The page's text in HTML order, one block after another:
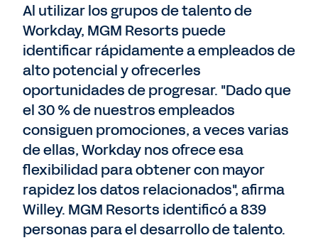
Al utilizar los grupos de talento de
Workday, MGM Resorts puede
identificar rápidamente a empleados de
alto potencial y ofrecerles
oportunidades de progresar. "Dado que
el 30 % de nuestros empleados
consiguen promociones, a veces varias
de ellas, Workday nos ofrece esa
flexibilidad para obtener con mayor
rapidez los datos relacionados", afirma
Willey. MGM Resorts identificó a 839
personas para el desarrollo de talento.